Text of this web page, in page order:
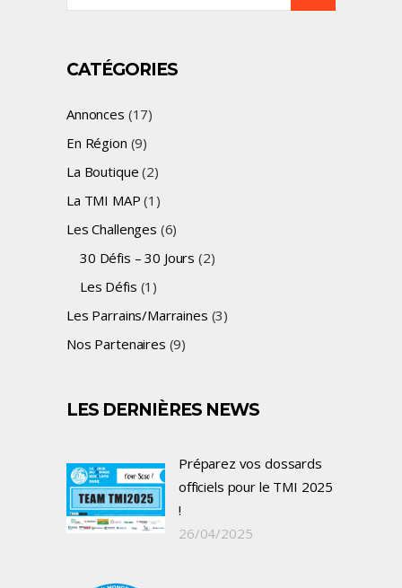
CATÉGORIES
Annonces (17)
En Région (9)
La Boutique (2)
La TMI MAP (1)
Les Challenges (6)
30 Défis – 30 Jours (2)
Les Défis (1)
Les Parrains/Marraines (3)
Nos Partenaires (9)
LES DERNIÈRES NEWS
Préparez vos dossards
officiels pour le TMI 2025
!
26/04/2025